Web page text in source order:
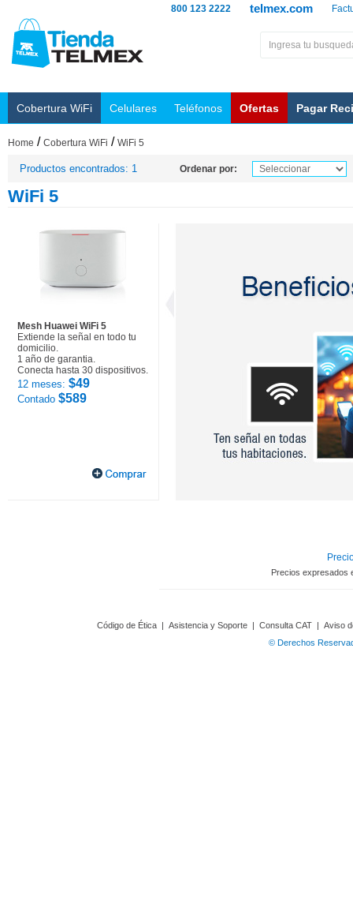
telmex.com
800 123 2222
Cobertura WiFi Celulares Teléfonos Ofertas Pagar
Home / Cobertura WiFi / WiFi 5
Productos encontrados: 1 Ordenar por:
WiFi 5
Mesh Huawei WiFi 5
Extiende la señal en todo tu
domicilio.
1 año de garantia.
Conecta hasta 30 dispositivos.
12 meses: $49
Contado $589
Precios expresados
Código de Ética | Asistencia y Soporte | Consulta CAT | Aviso
© Derechos